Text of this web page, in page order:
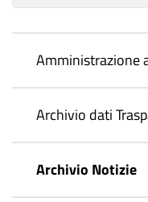
Amministrazione
Archivio dati
Archivio Notizie